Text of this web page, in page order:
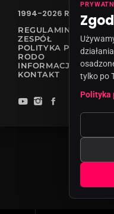
1994-2026 RADIO
REGULAMIN
ZESPÓŁ
POLITYKA
RODO
INFORMACJA O
KONTAKT
tylko po
Polityka